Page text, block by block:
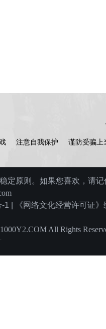
注意自我保护 谨防受骗上
定原则。如果您喜欢，请
1 | 《网络文化经营许可证》
All Rights